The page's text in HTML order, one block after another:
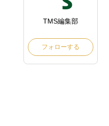
TMS編集部
フォローする